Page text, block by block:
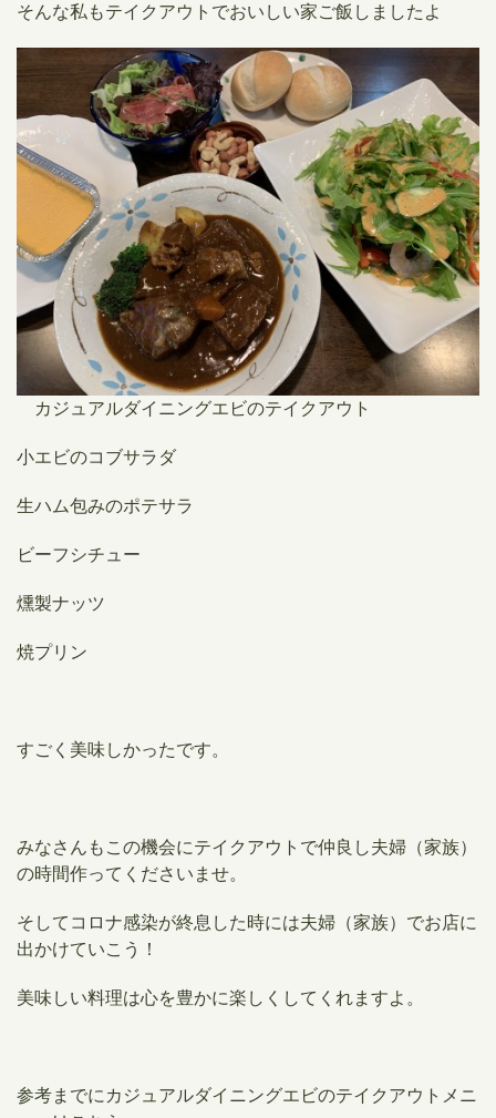
そんな私もテイクアウトでおいしい家ご飯しましたよ
カジュアルダイニングエビのテイクアウト
小エビのコブサラダ
生ハム包みのポテサラ
ビーフシチュー
燻製ナッツ
焼プリン
すごく美味しかったです。
みなさんもこの機会にテイクアウトで仲良し夫婦（家族）
の時間作ってくださいませ。
そしてコロナ感染が終息した時には夫婦（家族）でお店に
出かけていこう！
美味しい料理は心を豊かに楽しくしてくれますよ。
参考までにカジュアルダイニングエビのテイクアウトメニ